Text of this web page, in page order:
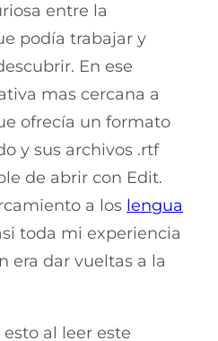
entre la
podía trabajar y
En ese
mas cercana a
ofrecía un formato
y sus archivos .rtf
de abrir con Edit.
a los lengua
toda mi experiencia
era dar vueltas a la
al leer este